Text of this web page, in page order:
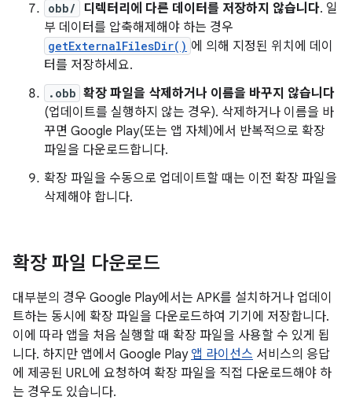
obb/ 디렉터리에 다른 데이터를 저장하지 않습니다. 일
부 데이터를 압축해제해야 하는 경우
getExternalFilesDir() 에 의해 지정된 위치에 데이
터를 저장하세요.
.obb 확장 파일을 삭제하거나 이름을 바꾸지 않습니다
(업데이트를 실행하지 않는 경우). 삭제하거나 이름을 바
꾸면 Google Play(또는 앱 자체)에서 반복적으로 확장
파일을 다운로드합니다.
확장 파일을 수동으로 업데이트할 때는 이전 확장 파일을
삭제해야 합니다.
확장 파일 다운로드
대부분의 경우 Google Play에서는 APK를 설치하거나 업데이
트하는 동시에 확장 파일을 다운로드하여 기기에 저장합니다.
이에 따라 앱을 처음 실행할 때 확장 파일을 사용할 수 있게 됩
니다. 하지만 앱에서 Google Play 앱 라이선스 서비스의 응답
에 제공된 URL에 요청하여 확장 파일을 직접 다운로드해야 하
는 경우도 있습니다.